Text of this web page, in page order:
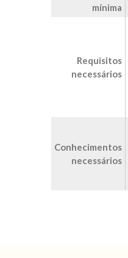
mínima
Requisitos
necessários
Conhecimentos
necessários